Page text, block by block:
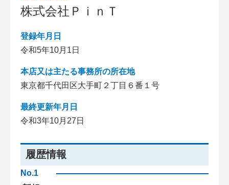
株式会社ＰｉｎＴ
登録年月日
令和5年10月1日
本店又は主たる事務所の所在地
東京都千代田区大手町２丁目６番１号
最終更新年月日
令和3年10月27日
履歴情報
No.1